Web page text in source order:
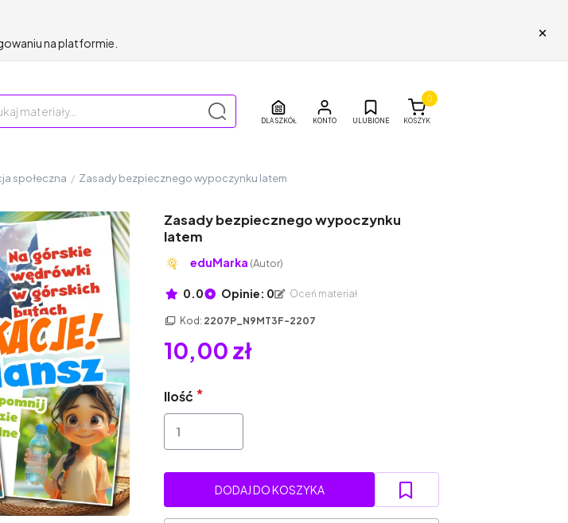
na platformie.
×
DLA SZKÓŁ ULUBIONE KOSZYK
0
społeczna / Zasady bezpiecznego wypoczynku latem
Zasady bezpiecznego wypoczynku
latem
eduMarka (Autor)
0.0 Opinie: 0 Oceń materiał
Kod: 2207P_N9MT3F-2207
10,00 zł
Ilość
DODAJ DO KOSZYKA